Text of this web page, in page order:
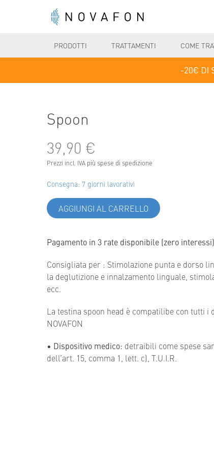
PRODOTTI TRATTAMENTI COME
Spoon
39,90 €
Prezzi incl. IVA più spese di spedizione
Consegna: 7 giorni lavorativi
Pagamento in 3 rate disponibile (zero interessi)
Consigliata per : Stimolazione punta e dorso
la deglutizione e innalzamento linguale,
ecc.
La testina spoon head è compatilibe con tutti i
NOVAFON
• Dispositivo medico: detraibili come spese
dell’art. 15, comma 1, lett. c), T.U.I.R.
AGGIUNGI AL CARRELLO